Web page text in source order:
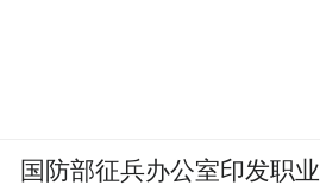
国防部征兵办公室印发职业